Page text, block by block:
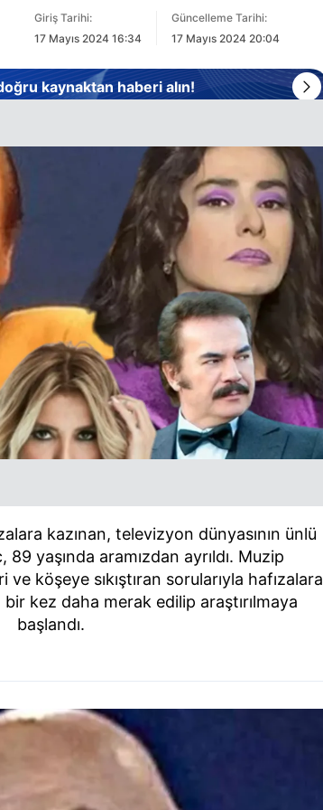
Giriş Tarihi:
17 Mayıs 2024 16:34
Güncelleme Tarihi:
17 Mayıs 2024 20:04
kaynaktan haberi alın!
kazınan, televizyon dünyasının ünlü
yaşında aramızdan ayrıldı. Muzip
köşeye sıkıştıran sorularıyla hafızalara
bir kez daha merak edilip araştırılmaya
başlandı.